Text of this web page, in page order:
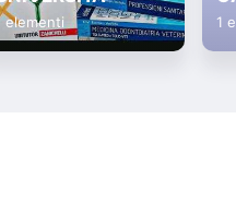
elementi 1